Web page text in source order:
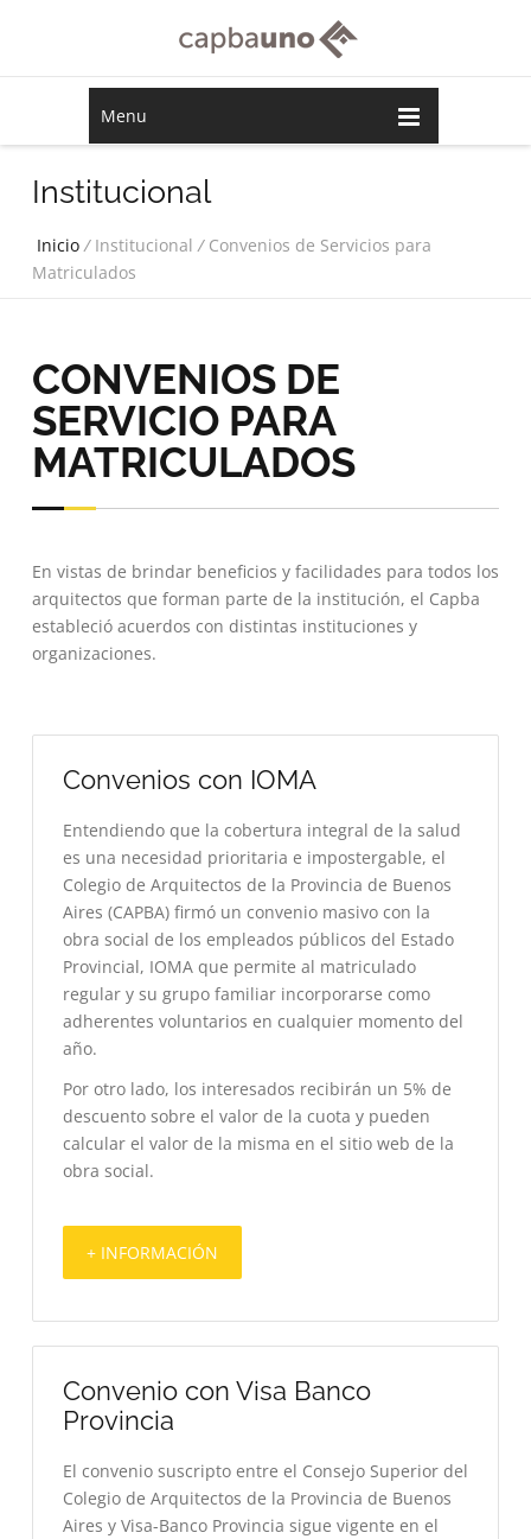
Menu
Institucional
Inicio /Institucional/Convenios de Servicios para
Matriculados
CONVENIOS DE
SERVICIO PARA
MATRICULADOS
En vistas de brindar beneficios y facilidades para todos los
arquitectos que forman parte de la institución, el Capba
estableció acuerdos con distintas instituciones y
organizaciones.
Convenios con IOMA
Entendiendo que la cobertura integral de la salud
es una necesidad prioritaria e impostergable, el
Colegio de Arquitectos de la Provincia de Buenos
Aires (CAPBA) firmó un convenio masivo con la
obra social de los empleados públicos del Estado
Provincial, IOMA que permite al matriculado
regular y su grupo familiar incorporarse como
adherentes voluntarios en cualquier momento del
año.
Por otro lado, los interesados recibirán un 5% de
descuento sobre el valor de la cuota y pueden
calcular el valor de la misma en el sitio web de la
obra social.
+ INFORMACIÓN
Convenio con Visa Banco
Provincia
El convenio suscripto entre el Consejo Superior del
Colegio de Arquitectos de la Provincia de Buenos
Aires y Visa-Banco Provincia sigue vigente en el